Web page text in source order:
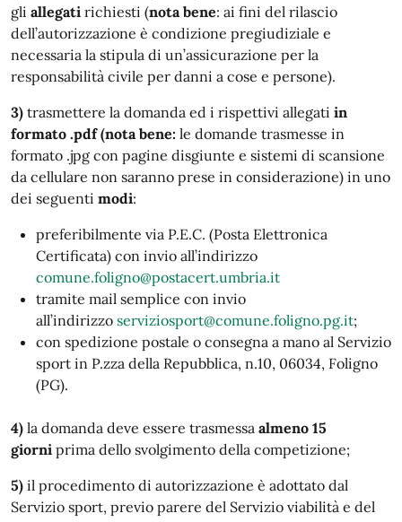
gli allegati richiesti (nota bene: ai fini del rilascio
dell’autorizzazione è condizione pregiudiziale e
necessaria la stipula di un’assicurazione per la
responsabilità civile per danni a cose e persone).
3) trasmettere la domanda ed i rispettivi allegati in
formato .pdf (nota bene: le domande trasmesse in
formato .jpg con pagine disgiunte e sistemi di scansione
da cellulare non saranno prese in considerazione) in uno
dei seguenti modi:
preferibilmente via P.E.C. (Posta Elettronica
Certificata) con invio all’indirizzo
comune.foligno@postacert.umbria.it
tramite mail semplice con invio
all’indirizzo serviziosport@comune.foligno.pg.it;
con spedizione postale o consegna a mano al Servizio
sport in P.zza della Repubblica, n.10, 06034, Foligno
(PG).
4) la domanda deve essere trasmessa almeno 15
giorni prima dello svolgimento della competizione;
5) il procedimento di autorizzazione è adottato dal
Servizio sport, previo parere del Servizio viabilità e del